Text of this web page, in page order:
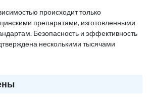
происходит только
препаратами, изготовленными
Безопасность и эффективность
несколькими тысячами